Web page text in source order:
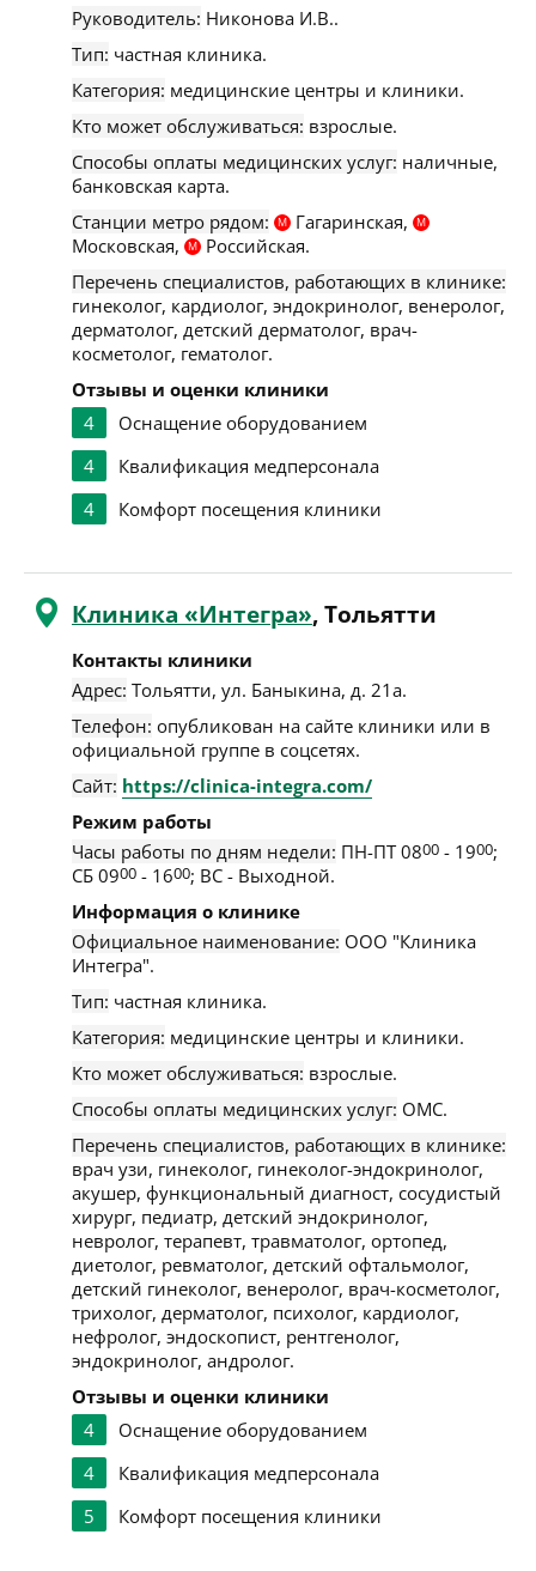
Руководитель: Никонова И.В..
Тип: частная клиника.
Категория: медицинские центры и клиники.
Кто может обслуживаться: взрослые.
Способы оплаты медицинских услуг: наличные,
банковская карта.
Станции метро рядом:
М Гагаринская, М
Московская, М
Российская.
Перечень специалистов, работающих в клинике:
гинеколог, кардиолог, эндокринолог, венеролог,
дерматолог, детский дерматолог, врач-
косметолог, гематолог.
Отзывы и оценки клиники
4
Оснащение оборудованием
4
Квалификация медперсонала
4
Комфорт посещения клиники
Клиника «Интегра», Тольятти
Контакты клиники
Адрес: Тольятти, ул. Баныкина, д. 21а.
Телефон: опубликован на сайте клиники или в
официальной группе в соцсетях.
Сайт: https://clinica-integra.com/
Режим работы
Часы работы по дням недели: ПН-ПТ 0800 - 1900;
СБ 0900 - 1600; ВС - Выходной.
Информация о клинике
Официальное наименование: ООО "Клиника
Интегра".
Тип: частная клиника.
Категория: медицинские центры и клиники.
Кто может обслуживаться: взрослые.
Способы оплаты медицинских услуг: ОМС.
Перечень специалистов, работающих в клинике:
врач узи, гинеколог, гинеколог-эндокринолог,
акушер, функциональный диагност, сосудистый
хирург, педиатр, детский эндокринолог,
невролог, терапевт, травматолог, ортопед,
диетолог, ревматолог, детский офтальмолог,
детский гинеколог, венеролог, врач-косметолог,
трихолог, дерматолог, психолог, кардиолог,
нефролог, эндоскопист, рентгенолог,
эндокринолог, андролог.
Отзывы и оценки клиники
4
Оснащение оборудованием
4
Квалификация медперсонала
5
Комфорт посещения клиники